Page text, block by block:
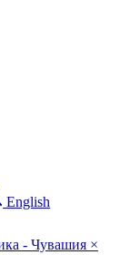
English
- Чувашия ×